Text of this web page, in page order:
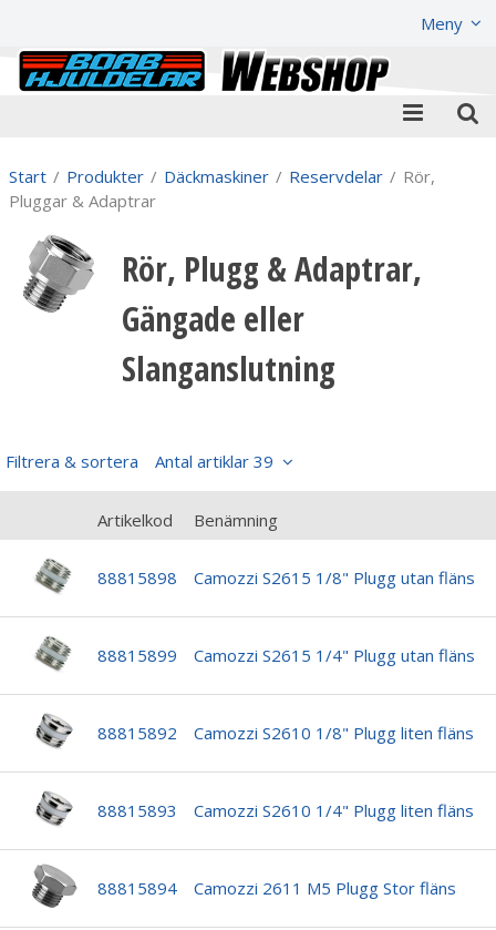
Meny
Start / Produkter / Däckmaskiner / Reservdelar / Rör,
Pluggar & Adaptrar
Rör, Plugg & Adaptrar,
Gängade eller
Slanganslutning
Filtrera & sortera Antal artiklar 39
Artikelkod Benämning
88815898 Camozzi S2615 1/8" Plugg utan fläns
88815899 Camozzi S2615 1/4" Plugg utan fläns
88815892 Camozzi S2610 1/8" Plugg liten fläns
88815893 Camozzi S2610 1/4" Plugg liten fläns
88815894 Camozzi 2611 M5 Plugg Stor fläns